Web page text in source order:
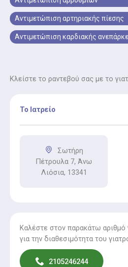
Αντιμετώπιση αρτηριακής πίεσης
Αντιμετώπιση καρδιακής
Κλείστε το ραντεβού σας με το
Το Ιατρείο
Σωτήρη
Πέτρουλα 7, Άνω
Λιόσια, 13341
Καλέστε στον παρακάτω αριθμό
για την διαθεσιμότητα του
2105246244